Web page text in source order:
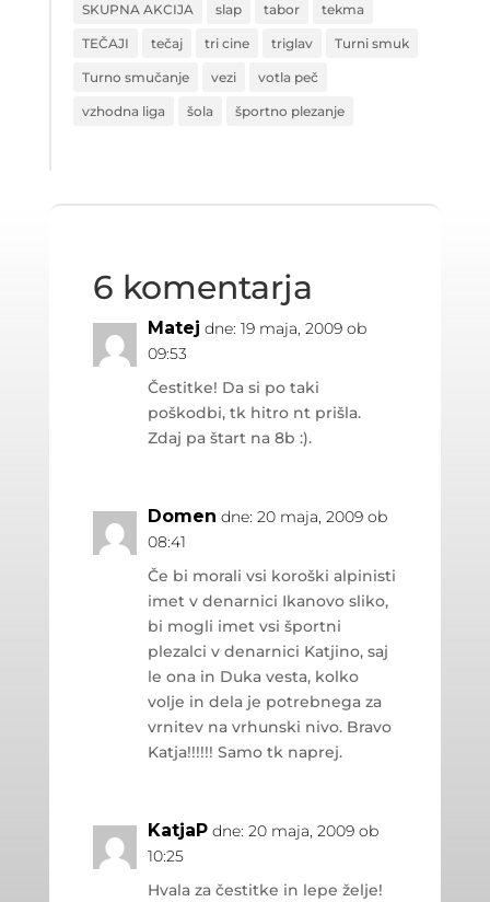
SKUPNA AKCIJA slap tabor tekma
TEČAJI tečaj tri cine triglav Turni smuk
Turno smučanje vezi votla peč
vzhodna liga šola športno plezanje
6 komentarja
Matej dne: 19 maja, 2009 ob
09:53
Čestitke! Da si po taki
poškodbi, tk hitro nt prišla.
Zdaj pa štart na 8b :).
Domen dne: 20 maja, 2009 ob
08:41
Če bi morali vsi koroški alpinisti
imet v denarnici Ikanovo sliko,
bi mogli imet vsi športni
plezalci v denarnici Katjino, saj
le ona in Duka vesta, kolko
volje in dela je potrebnega za
vrnitev na vrhunski nivo. Bravo
Katja!!!!!! Samo tk naprej.
KatjaP dne: 20 maja, 2009 ob
10:25
Hvala za čestitke in lepe želje!